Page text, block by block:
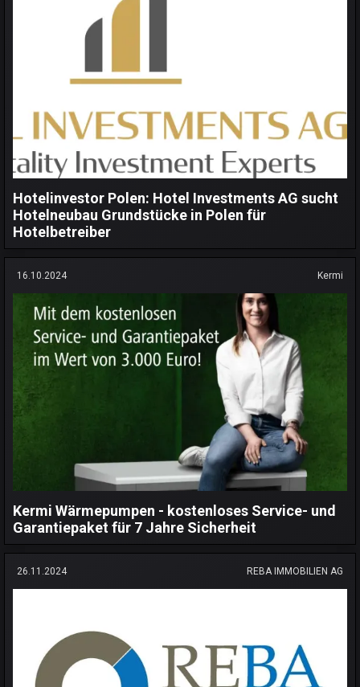
Hotelinvestor Polen: Hotel Investments AG sucht
Hotelneubau Grundstücke in Polen für
Hotelbetreiber
16.10.2024 Kermi
Kermi Wärmepumpen - kostenloses Service- und
Garantiepaket für 7 Jahre Sicherheit
26.11.2024 REBA IMMOBILIEN AG